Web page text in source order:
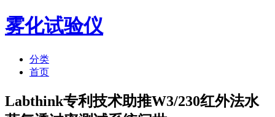
雾化试验仪
分类
首页
Labthink专利技术助推W3/230红外法水